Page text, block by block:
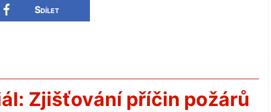
Sdílet
Zjišťování příčin požárů